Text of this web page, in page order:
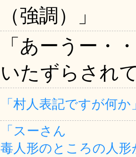
（強調）」
「あーうー・
いたずらされ
「村人表記ですが何か
「スーさん
毒人形のところの人